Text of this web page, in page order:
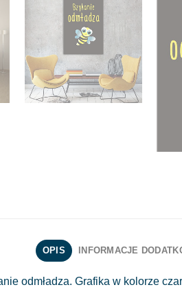
OPIS INFORMACJE
odmładza. Grafika w kolorze